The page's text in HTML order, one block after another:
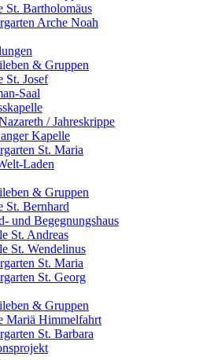
St. Bartholomäus
Arche Noah
& Gruppen
St. Josef
Saal
/ Jahreskrippe
Kapelle
St. Maria
Laden
& Gruppen
St. Bernhard
und Begegnungshaus
St. Andreas
St. Wendelinus
St. Maria
St. Georg
& Gruppen
Mariä Himmelfahrt
St. Barbara